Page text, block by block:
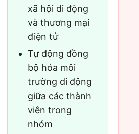
xã hội di động
và thương mại
điện tử
Tự động đồng
bộ hóa môi
trường di động
giữa các thành
viên trong
nhóm